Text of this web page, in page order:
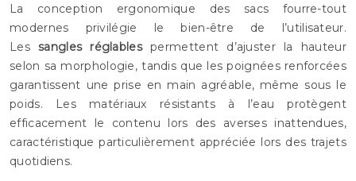
La conception ergonomique des sacs fourre-tout
modernes privilégie le bien-être de l’utilisateur.
Lessangles réglablespermettent d’ajuster la hauteur
selon sa morphologie, tandis que les poignées renforcées
garantissent une prise en main agréable, même sous le
poids. Les matériaux résistants à l’eau protègent
efficacement le contenu lors des averses inattendues,
caractéristique particulièrement appréciée lors des trajets
quotidiens.